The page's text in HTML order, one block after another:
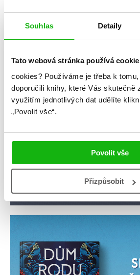
Souhlas Detaily
Tato webová stránka používá
cookies? Používáme je třeba k
doporučili knihy, které Vás skutečně
využitím jednotlivých dat udělíte
„Povolit vše“.
Povolit vše
Přizpůsobit